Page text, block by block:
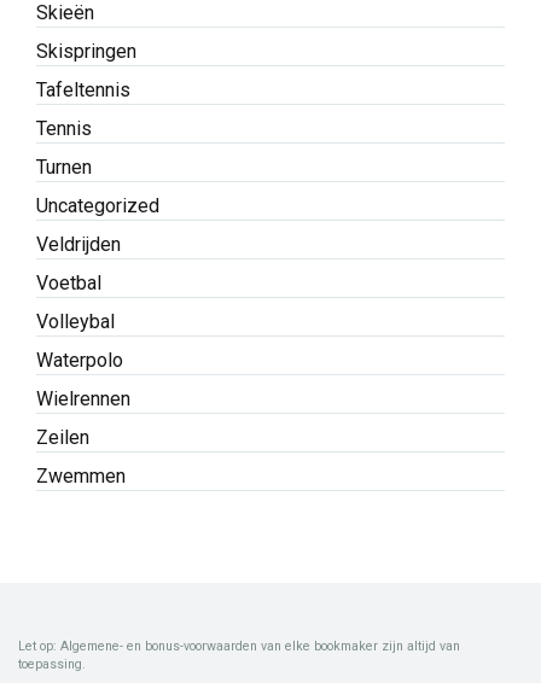
Skieën
Skispringen
Tafeltennis
Tennis
Turnen
Uncategorized
Veldrijden
Voetbal
Volleybal
Waterpolo
Wielrennen
Zeilen
Zwemmen
Let op: Algemene- en bonus-voorwaarden van elke bookmaker zijn altijd van
toepassing.